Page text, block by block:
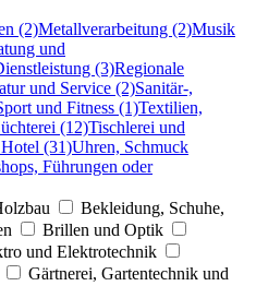
(2)Metallverarbeitung (2)Musik
und
(3)Regionale
und Service (2)Sanitär-,
und Fitness (1)Textilien,
(12)Tischlerei und
(31)Uhren, Schmuck
Führungen oder
Bekleidung, Schuhe,
Brillen und Optik
und Elektrotechnik
Gärtnerei, Gartentechnik und